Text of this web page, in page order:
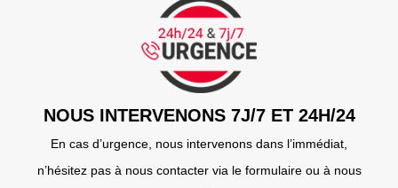
NOUS INTERVENONS 7J/7 ET 24H/24
En cas d’urgence, nous intervenons dans l’immédiat,
n’hésitez pas à nous contacter via le formulaire ou à nous